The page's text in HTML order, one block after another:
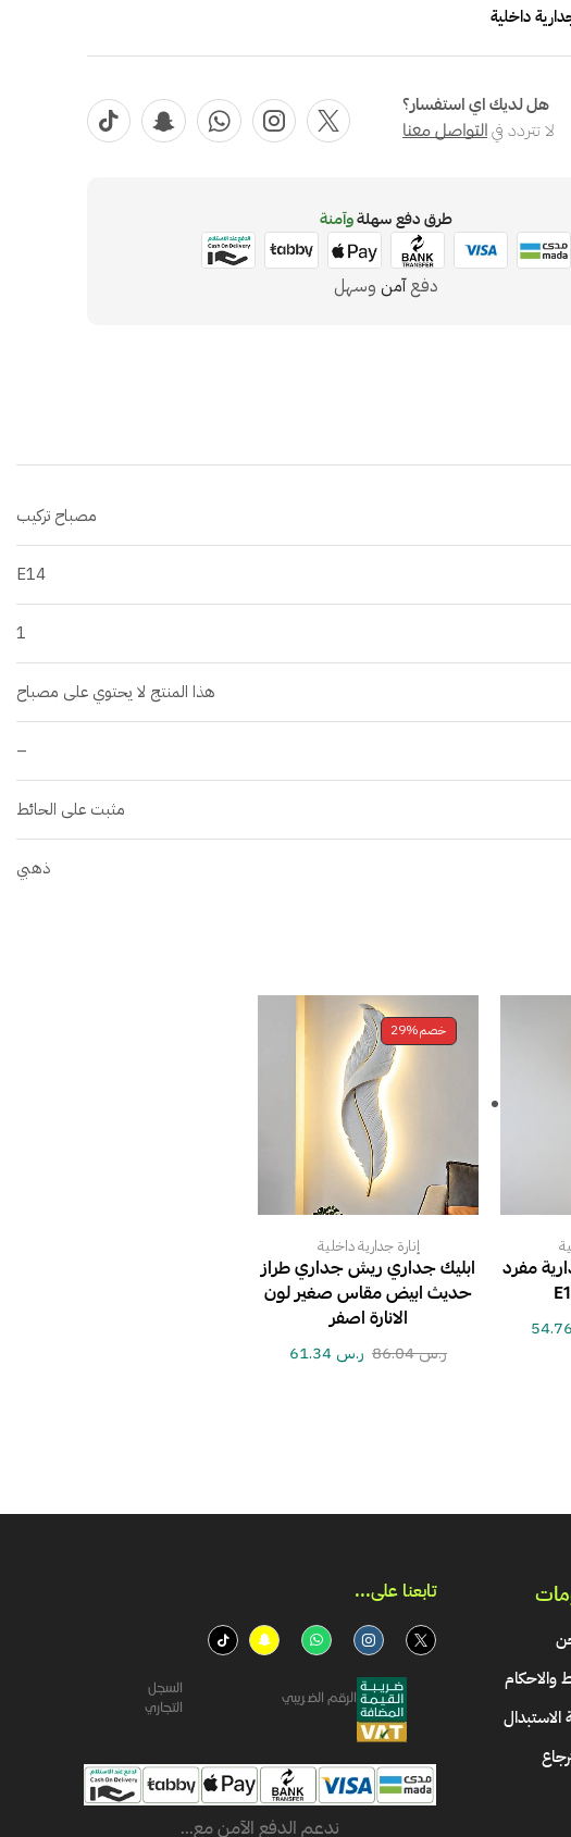
داخلية
هل لديك اي استفسار؟
لا تتردد فيالتواصل معنا
طرق دفع سهلةوآمنة
دفعآمنوسهل
مصباح تركيب
E14
1
هذا المنتج لا يحتوي على مصباح
–
مثبت على الحائط
ذهبي
مفرد
خصم29%
إنارة جدارية داخلية
ابليك جداري ريش جداري طراز
حديث ابيض مقاس صغير لون
الانارة اصفر
ر.س86.04 ر.س
والاحكام
تابعنا على...​
الرقم الضريبي
السجل
التجاري
ندعم الدفع الآمن مع...